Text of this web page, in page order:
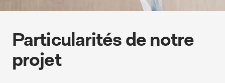
Particularités de notre
projet